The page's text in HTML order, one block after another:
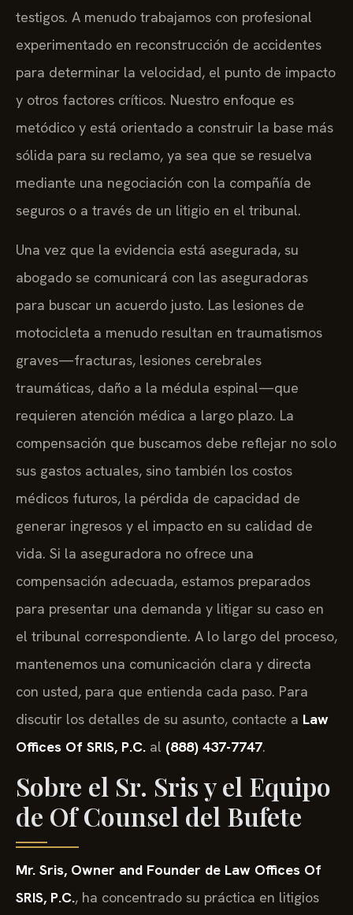
testigos. A menudo trabajamos con profesional
experimentado en reconstrucción de accidentes
para determinar la velocidad, el punto de impacto
y otros factores críticos. Nuestro enfoque es
metódico y está orientado a construir la base más
sólida para su reclamo, ya sea que se resuelva
mediante una negociación con la compañía de
seguros o a través de un litigio en el tribunal.
Una vez que la evidencia está asegurada, su
abogado se comunicará con las aseguradoras
para buscar un acuerdo justo. Las lesiones de
motocicleta a menudo resultan en traumatismos
graves—fracturas, lesiones cerebrales
traumáticas, daño a la médula espinal—que
requieren atención médica a largo plazo. La
compensación que buscamos debe reflejar no solo
sus gastos actuales, sino también los costos
médicos futuros, la pérdida de capacidad de
generar ingresos y el impacto en su calidad de
vida. Si la aseguradora no ofrece una
compensación adecuada, estamos preparados
para presentar una demanda y litigar su caso en
el tribunal correspondiente. A lo largo del proceso,
mantenemos una comunicación clara y directa
con usted, para que entienda cada paso. Para
discutir los detalles de su asunto, contacte a Law
Offices Of SRIS, P.C. al (888) 437-7747.
Sobre el Sr. Sris y el Equipo
de Of Counsel del Bufete
Mr. Sris, Owner and Founder de Law Offices Of
SRIS, P.C., ha concentrado su práctica en litigios